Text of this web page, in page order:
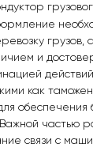
грузов,
и
как
обеспечения
частью
связи с